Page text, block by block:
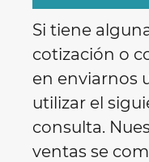
Si tiene
cotización o
en enviarnos
utilizar el
consulta.
ventas se